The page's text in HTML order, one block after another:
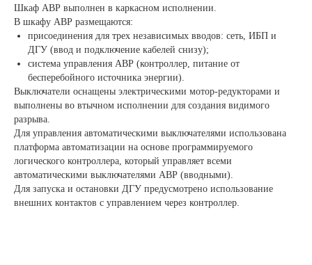
Шкаф АВР выполнен в каркасном исполнении.
В шкафу АВР размещаются:
присоединения для трех независимых вводов: сеть, ИБП и
ДГУ (ввод и подключение кабелей снизу);
система управления АВР (контроллер, питание от
бесперебойного источника энергии).
Выключатели оснащены электрическими мотор-редукторами и
выполнены во втычном исполнении для создания видимого
разрыва.
Для управления автоматическими выключателями использована
платформа автоматизации на основе программируемого
логического контроллера, который управляет всеми
автоматическими выключателями АВР (вводными).
Для запуска и остановки ДГУ предусмотрено использование
внешних контактов с управлением через контроллер.